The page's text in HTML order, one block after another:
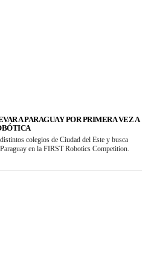
A PARAGUAY POR PRIMERA VEZ A
colegios de Ciudad del Este y busca
en la FIRST Robotics Competition.